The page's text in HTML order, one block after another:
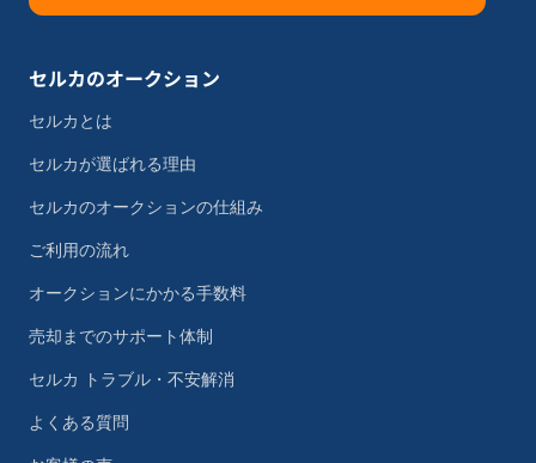
セルカのオークション
セルカとは
セルカが選ばれる理由
セルカのオークションの仕組み
ご利用の流れ
オークションにかかる手数料
売却までのサポート体制
セルカ トラブル・不安解消
よくある質問